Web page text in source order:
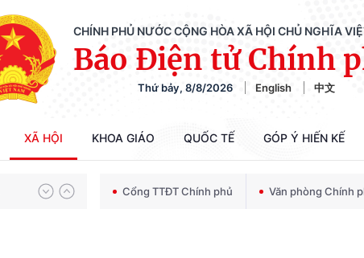
CHÍNH PHỦ NƯỚC CỘNG HÒA XÃ HỘI CHỦ NGHĨA
Báo Điện tử Chính
Thứ bảy, 8/8/2026 English 中文
XÃ HỘI KHOA GIÁO QUỐC TẾ GÓP Ý HIẾN KẾ
Chiến dịch 500 ngày đêm tìm kiếm, quy tập và xác định danh tính hài cốt liệt sĩ
Bảo vệ nền tảng tư tưởng của Đảng trong kỷ nguyên phát triển mới
Cổng TTĐT Chính phủ Văn phòng Chính